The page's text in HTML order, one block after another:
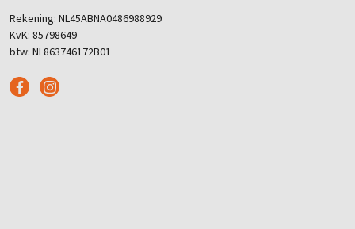
Rekening: NL45ABNA0486988929
KvK: 85798649
btw: NL863746172B01